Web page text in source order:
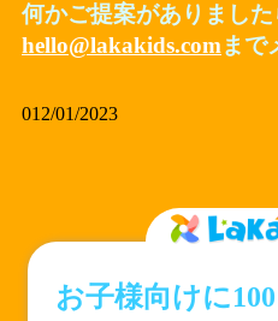
何かご提案がありました
hello@lakakids.comまで
012/01/2023
お子様向けに